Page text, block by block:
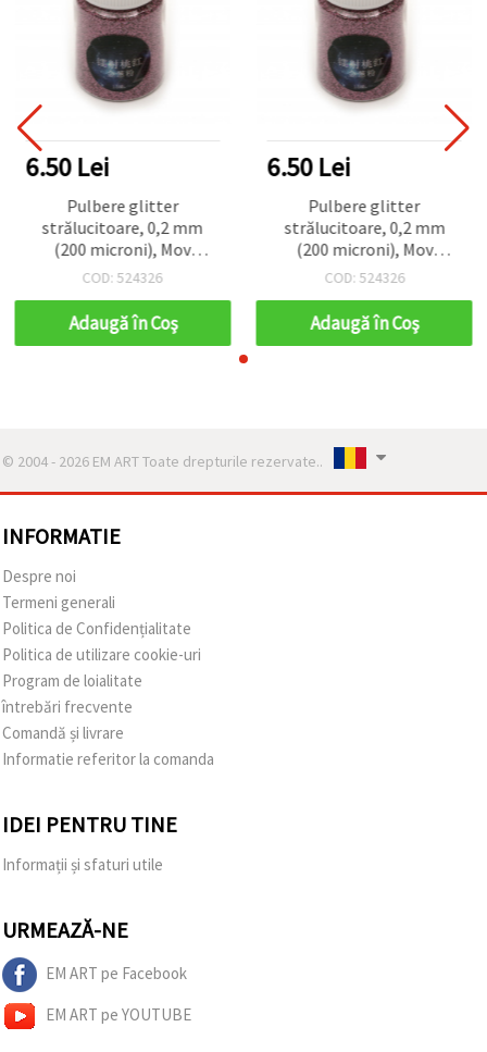
6.50 Lei
Pulbere glitter
strălucitoare, 0,2 mm
(200 microni), Mov
Cameleon, 15 ml (~12 g),
unghii, DIY și decorațiuni
COD: 524326
Adaugă în Coş
6.50 Lei
Pulbere glitter
strălucitoare, 0,2 mm
(200 microni), Mov
Cameleon, 15 ml (~12 g),
unghii, DIY și decorațiuni
COD: 524326
Adaugă în Coş
© 2004 - 2026 EM ART Toate drepturile rezervate..
INFORMATIE
Despre noi
Termeni generali
Politica de Confidențialitate
Politica de utilizare cookie-uri
Program de loialitate
întrebări frecvente
Comandă și livrare
Informatie referitor la comanda
IDEI PENTRU TINE
Informații și sfaturi utile
URMEAZĂ-NE
EM ART pe Facebook
EM ART pe YOUTUBE